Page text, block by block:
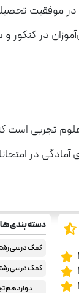
نقش مهمی در
در کنکور
ریاضی و
در
دسته بندی
کمک درسی
کمک درسی
دوازدهم